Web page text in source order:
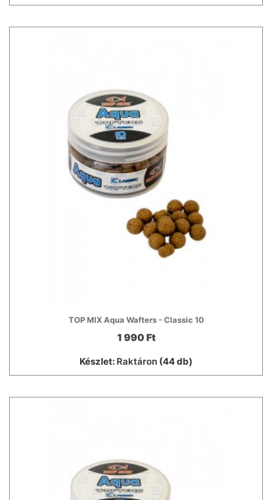
TOP MIX Aqua Wafters - Classic 10
1 990 Ft
Készlet: Raktáron (44 db)